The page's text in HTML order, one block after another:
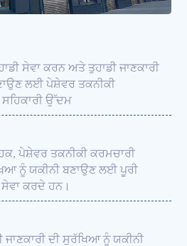
ਸੇਵਾ ਕਰਨ ਅਤੇ ਤੁਹਾਡੀ ਜਾਣਕਾਰੀ
ਲਈ ਪੇਸ਼ੇਵਰ ਤਕਨੀਕੀ
ਉੱਦਮ
ਪੇਸ਼ੇਵਰ ਤਕਨੀਕੀ ਕਰਮਚਾਰੀ
ਨੂੰ ਯਕੀਨੀ ਬਣਾਉਣ ਲਈ ਪੂਰੀ
ਕਰਦੇ ਹਨ।
ਜਾਣਕਾਰੀ ਦੀ ਸੁਰੱਖਿਆ ਨੂੰ ਯਕੀਨੀ